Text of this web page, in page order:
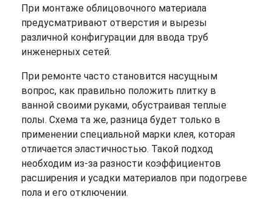
При монтаже облицовочного материала
предусматривают отверстия и вырезы
различной конфигурации для ввода труб
инженерных сетей.
При ремонте часто становится насущным
вопрос, как правильно положить плитку в
ванной своими руками, обустраивая теплые
полы. Схема та же, разница будет только в
применении специальной марки клея, которая
отличается эластичностью. Такой подход
необходим из-за разности коэффициентов
расширения и усадки материалов при подогреве
пола и его отключении.